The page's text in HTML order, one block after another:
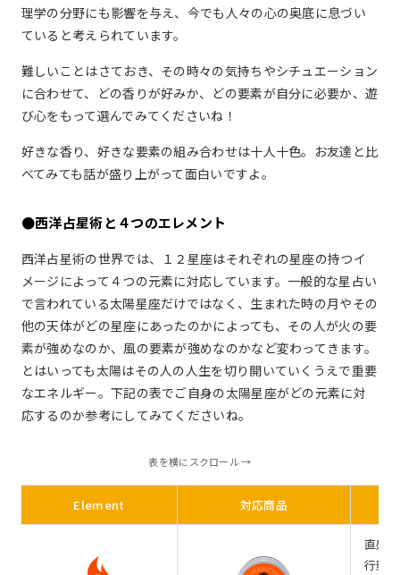
理学の分野にも影響を与え、今でも人々の心の奥底に息づい
ていると考えられています。
難しいことはさておき、その時々の気持ちやシチュエーション
に合わせて、どの香りが好みか、どの要素が自分に必要か、遊
び心をもって選んでみてくださいね！
好きな香り、好きな要素の組み合わせは十人十色。お友達と比
べてみても話が盛り上がって面白いですよ。
●西洋占星術と４つのエレメント
西洋占星術の世界では、１２星座はそれぞれの星座の持つイ
メージによって４つの元素に対応しています。一般的な星占い
で言われている太陽星座だけではなく、生まれた時の月やその
他の天体がどの星座にあったのかによっても、その人が火の要
素が強めなのか、風の要素が強めなのかなど変わってきます。
とはいっても太陽はその人の人生を切り開いていくうえで重要
なエネルギー。下記の表でご自身の太陽星座がどの元素に対
応するのか参考にしてみてくださいね。
表を横にスクロール →
Element 対応商品
直感的
行動力